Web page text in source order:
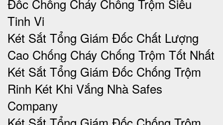
Đốc Chống Cháy Chống Trộm Siêu
Tinh Vi
Két Sắt Tổng Giám Đốc Chất Lượng
Cao Chống Cháy Chống Trộm Tốt Nhất
Két Sắt Tổng Giám Đốc Chống Trộm
Rinh Két Khi Vắng Nhà Safes
Company